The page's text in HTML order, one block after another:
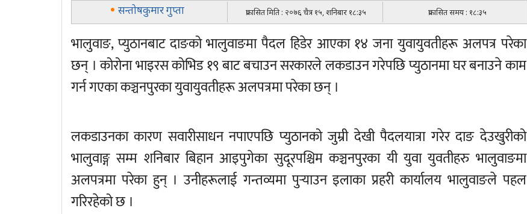
सन्तोषकुमार गुप्ता प्रकासित मिति : २०७६ चैत्र १५, शनिबार १८:३५ प्रकासित समय : १८:३५
भालुवाङ, प्युठानबाट दाङको भालुवाङमा पैदल हिडेर आएका १४ जना युवायुवतीहरू अलपत्र परेका
छन् । कोरोना भाइरस कोभिड १९ बाट बचाउन सरकारले लकडाउन गरेपछि प्युठानमा घर बनाउने काम
गर्न गएका कञ्चनपुरका युवायुवतीहरू अलपत्रमा परेका छन् ।
लकडाउनका कारण सवारीसाधन नपाएपछि प्युठानको जुम्री देखी पैदलयात्रा गरेर दाङ देउखुरीको
भालुवाङ्ग सम्म शनिबार बिहान आइपुगेका सुदूरपश्चिम कञ्चनपुरका यी युवा युवतीहरु भालुवाङमा
अलपत्रमा परेका हुन् । उनीहरूलाई गन्तव्यमा पुर्‍याउन इलाका प्रहरी कार्यालय भालुवाङले पहल
गरिरहेको छ ।